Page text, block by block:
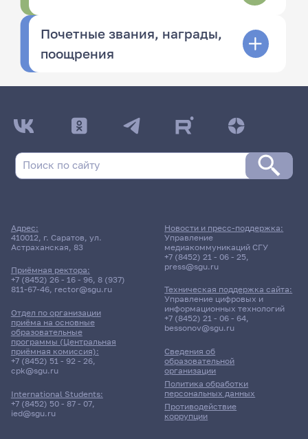
Почетные звания, награды,
поощрения
Адрес:
410012, г. Саратов, ул.
Астраханская, 83
Приёмная ректора:
+7 (8452) 26 - 16 - 96, 8 (937)
811-67-46, rector@sgu.ru
Отдел по организации
приёма на основные
образовательные
программы (Центральная
приёмная комиссия):
+7 (8452) 51 - 92 - 26,
cpk@sgu.ru
International Students:
+7 (8452) 50 - 87 - 07,
ied@sgu.ru
Сведения об
образовательной
организации
Политика обработки
персональных данных
Противодействие
коррупции
Новости и пресс-поддержка:
Управление
медиакоммуникаций СГУ
+7 (8452) 21 - 06 - 25,
press@sgu.ru
Техническая поддержка сайта:
Управление цифровых и
информационных технологий
+7 (8452) 21 - 06 - 64,
bessonov@sgu.ru